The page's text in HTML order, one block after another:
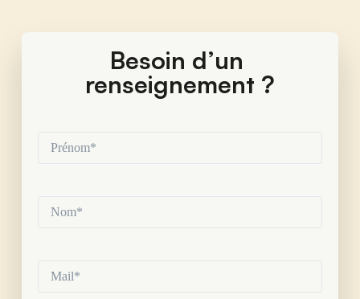
Besoin d’un
renseignement ?
(Nécessaire)
(Nécessaire)
(Nécessaire)